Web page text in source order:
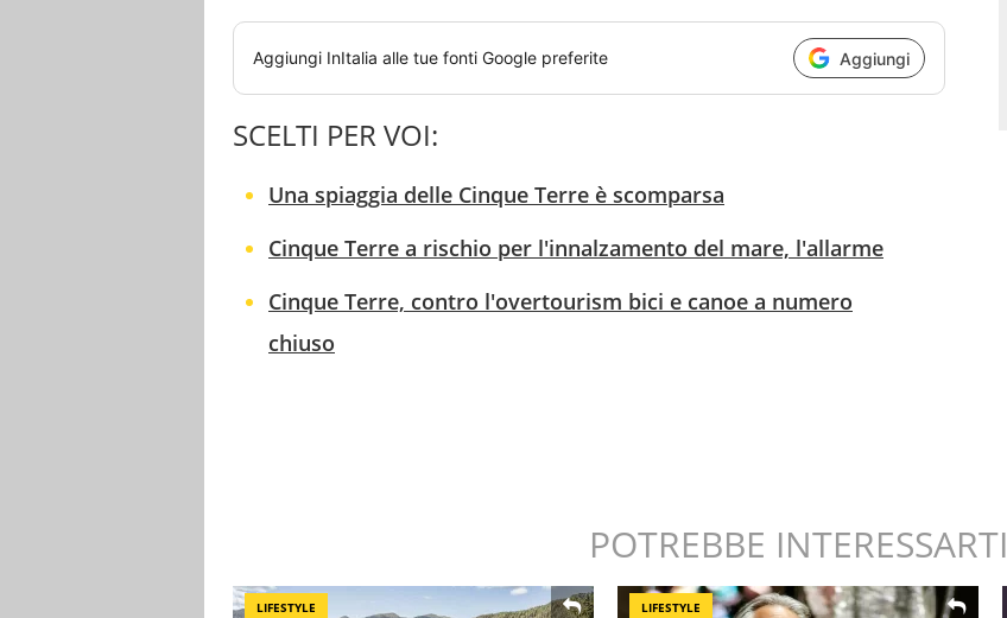
Aggiungi InItalia alle tue fonti Google preferite Aggiungi
SCELTI PER VOI:
Una spiaggia delle Cinque Terre è scomparsa
Cinque Terre a rischio per l'innalzamento del mare, l'allarme
Cinque Terre, contro l'overtourism bici e canoe a numero
chiuso
POTREBBE INTERESSARTI
LIFESTYLE LIFESTYLE